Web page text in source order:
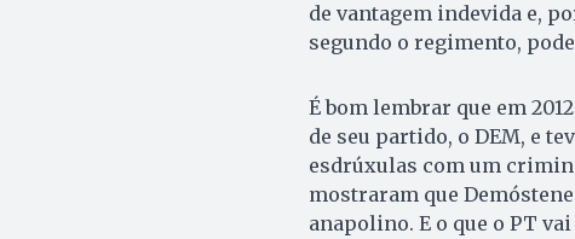
de vantagem indevida e,
segundo o regimento,
É bom lembrar que em
de seu partido, o DEM, e
esdrúxulas com um
mostraram que
anapolino. E o que o PT